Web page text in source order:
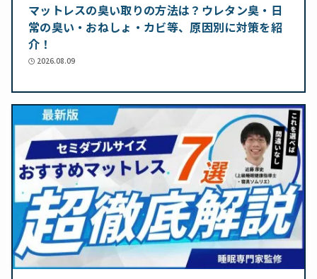
マットレスの臭い取りの方法は？ウレタン臭・日
常の臭い・おねしょ・カビ等、原因別に対策を紹
介！
2026.08.09